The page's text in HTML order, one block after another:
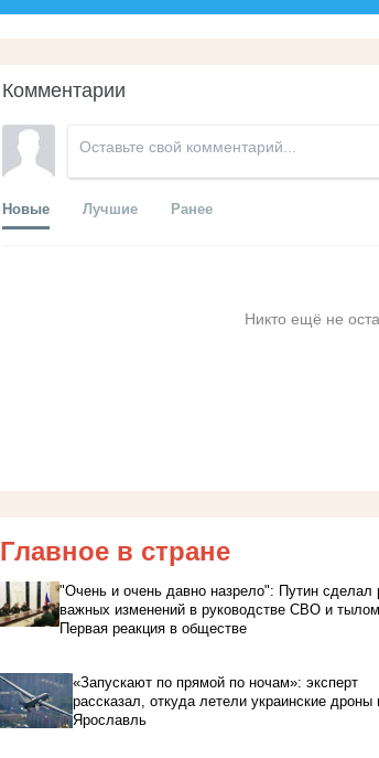
Комментарии
Новые Лучшие Ранее
Никто ещё не
Главное в стране
"Очень и очень давно назрело": Путин сделал
важных изменений в руководстве СВО и тылом.
Первая реакция в обществе
«Запускают по прямой по ночам»: эксперт
рассказал, откуда летели украинские дроны
Ярославль